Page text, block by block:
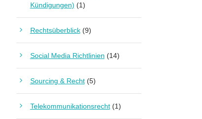
Kündigungen) (1)
Rechtsüberblick(9)
Social Media Richtlinien (14)
Sourcing & Recht(5)
Telekommunikationsrecht(1)